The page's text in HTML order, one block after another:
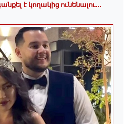
է կողակից ունենալու...